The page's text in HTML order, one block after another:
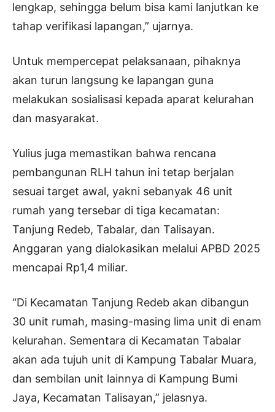
lengkap, sehingga belum bisa kami lanjutkan ke
tahap verifikasi lapangan,” ujarnya.
Untuk mempercepat pelaksanaan, pihaknya
akan turun langsung ke lapangan guna
melakukan sosialisasi kepada aparat kelurahan
dan masyarakat.
Yulius juga memastikan bahwa rencana
pembangunan RLH tahun ini tetap berjalan
sesuai target awal, yakni sebanyak 46 unit
rumah yang tersebar di tiga kecamatan:
Tanjung Redeb, Tabalar, dan Talisayan.
Anggaran yang dialokasikan melalui APBD 2025
mencapai Rp1,4 miliar.
“Di Kecamatan Tanjung Redeb akan dibangun
30 unit rumah, masing-masing lima unit di enam
kelurahan. Sementara di Kecamatan Tabalar
akan ada tujuh unit di Kampung Tabalar Muara,
dan sembilan unit lainnya di Kampung Bumi
Jaya, Kecamatan Talisayan,” jelasnya.